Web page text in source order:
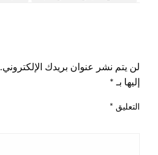
لن يتم نشر عنوان بريدك الإلكتروني.
إليها بـ *
التعليق *